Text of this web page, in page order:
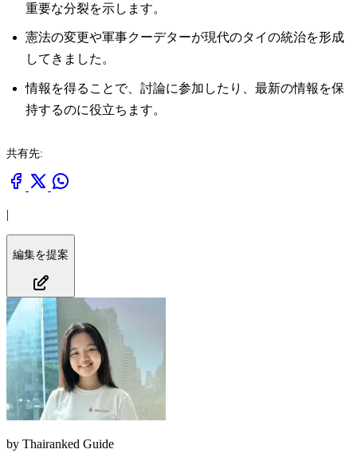
重要な分裂を示します。
憲法の変更や軍事クーデターが現代のタイの統治を形成
してきました。
情報を得ることで、討論に参加したり、最新の情報を保
持するのに役立ちます。
共有先:
|
編集を提案
by Thairanked Guide